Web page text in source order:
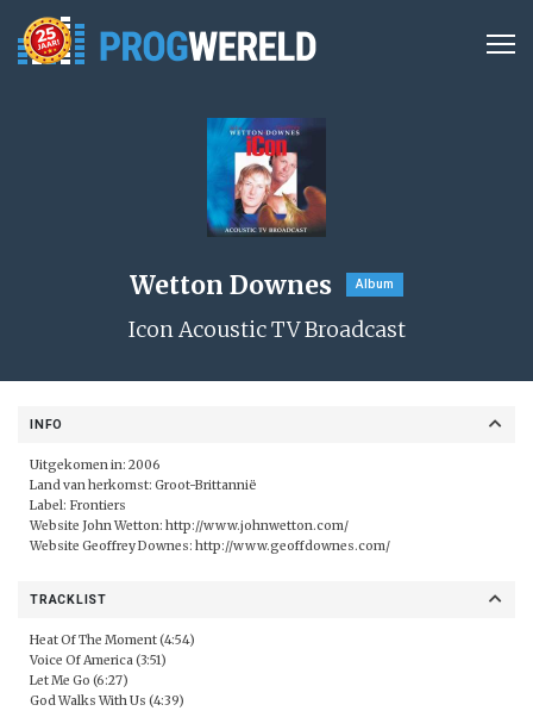
Wetton Downes Album
Icon Acoustic TV Broadcast
INFO
Uitgekomen in: 2006
Land van herkomst: Groot-Brittannië
Label: Frontiers
Website John Wetton: http://www.johnwetton.com/
Website Geoffrey Downes: http://www.geoffdownes.com/
TRACKLIST
Heat Of The Moment (4:54)
Voice Of America (3:51)
Let Me Go (6:27)
God Walks With Us (4:39)